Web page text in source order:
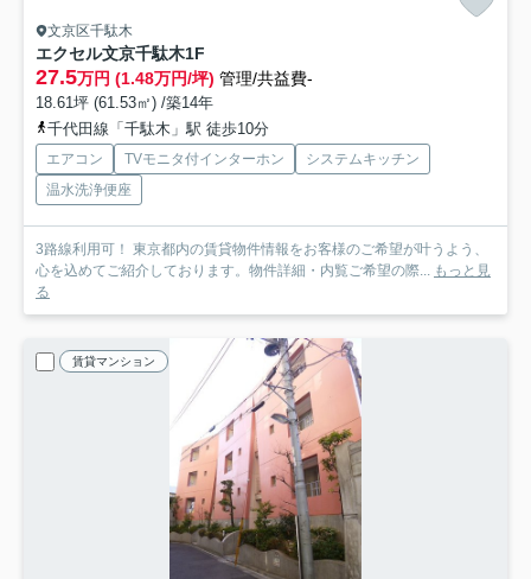
文京区千駄木
エクセル文京千駄木1F
27.5万円 (1.48万円/坪) 管理/共益費-
18.61坪 (61.53㎡) /築14年
千代田線「千駄木」駅 徒歩10分
エアコン TVモニタ付インターホン
システムキッチン
温水洗浄便座
3路線利用可！ 東京都内の賃貸物件情報をお客様のご希望が叶うよう、
心を込めてご紹介しております。物件詳細・内覧ご希望の際...
もっと見
る
賃貸マンション